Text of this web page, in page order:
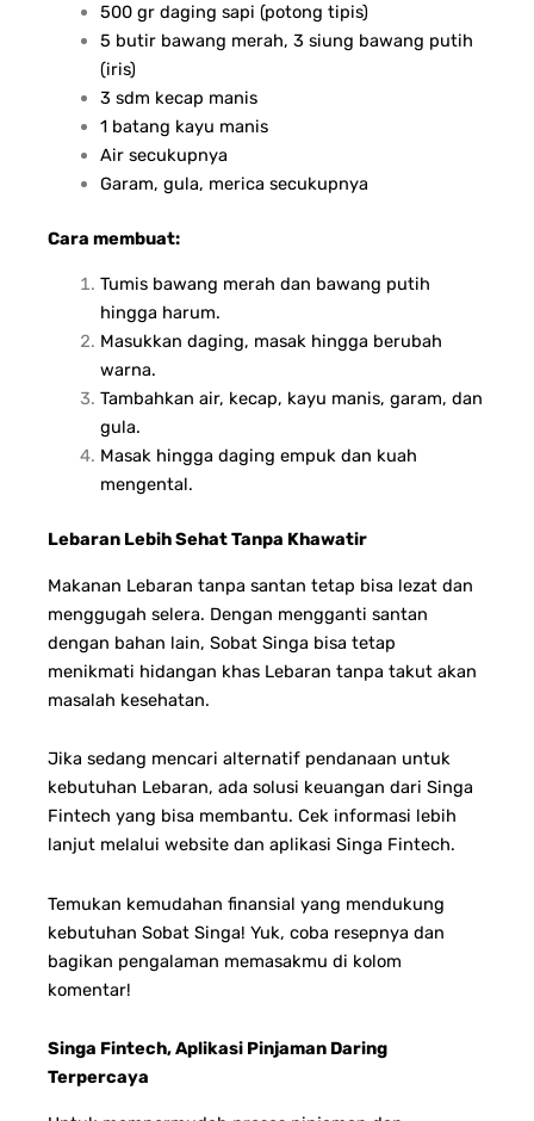
500 gr daging sapi (potong tipis)
5 butir bawang merah, 3 siung bawang putih
(iris)
3 sdm kecap manis
1 batang kayu manis
Air secukupnya
Garam, gula, merica secukupnya
Cara membuat:
Tumis bawang merah dan bawang putih
hingga harum.
Masukkan daging, masak hingga berubah
warna.
Tambahkan air, kecap, kayu manis, garam, dan
gula.
Masak hingga daging empuk dan kuah
mengental.
Lebaran Lebih Sehat Tanpa Khawatir
Makanan Lebaran tanpa santan tetap bisa lezat dan
menggugah selera. Dengan mengganti santan
dengan bahan lain, Sobat Singa bisa tetap
menikmati hidangan khas Lebaran tanpa takut akan
masalah kesehatan.
Jika sedang mencari alternatif pendanaan untuk
kebutuhan Lebaran, ada solusi keuangan dari Singa
Fintech yang bisa membantu. Cek informasi lebih
lanjut melalui website dan aplikasi Singa Fintech.
Temukan kemudahan finansial yang mendukung
kebutuhan Sobat Singa! Yuk, coba resepnya dan
bagikan pengalaman memasakmu di kolom
komentar!
Singa Fintech, Aplikasi Pinjaman Daring
Terpercaya